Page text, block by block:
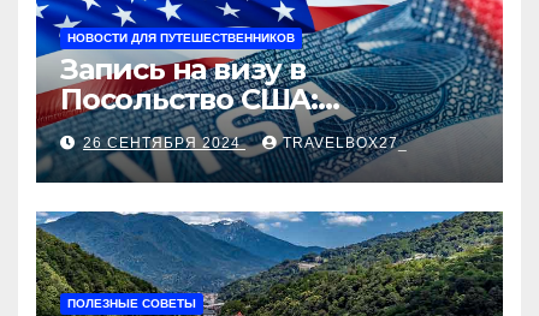
НОВОСТИ ДЛЯ ПУТЕШЕСТВЕННИКОВ
Запись на визу в
Посольство США:
Пошаговое руководство
26 СЕНТЯБРЯ 2024 TRAVELBOX27_
ПОЛЕЗНЫЕ СОВЕТЫ